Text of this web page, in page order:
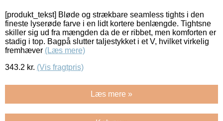
[produkt_tekst] Bløde og strækbare seamless tights i den
fineste lyserøde farve i en lidt kortere benlængde. Tightsne
skiller sig ud fra mængden da de er ribbet, men komforten er
stadig i top. Bagpå slutter taljestykket i et V, hvilket virkelig
fremhæver (Læs mere)
343.2 kr. (Vis fragtpris)
Læs mere »